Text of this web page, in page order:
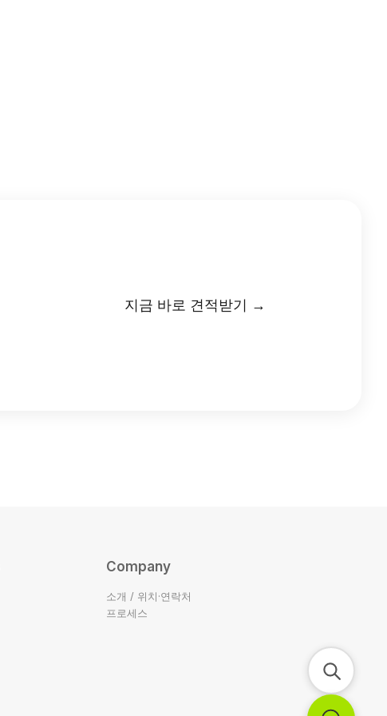
지금 바로 견적받기 →
Company
소개 / 위치·연락처
프로세스